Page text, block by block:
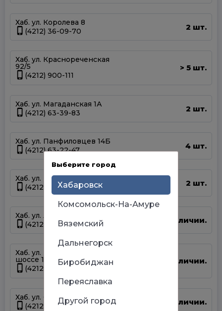
Хаб. ул. Королева 8
(4212) 36-09-70
2 шт.
Хаб. ул. Краснореченская
92/5
(4212) 900-111
> 5 шт.
Хаб. ул. Магаданская 1А
(4212) 63-39-83
2 шт.
Хаб. ул. Панфиловцев 14Б
(4212) 63-22-47
4 шт.
Хаб. ул. Шелеста 83
(4212) 93-68-68
2 шт.
Хаб. ул. Артёмовская 55г
(4212) 94-44-12
Нет в наличии.
Хаб. ул. Матвеевское
шоссе 13А
(4212) 69-93-93
Нет в наличии.
Хаб. ул. Серышева 34
(4212) 47-44-66
Нет в наличии.
Выберите город
Хабаровск
Комсомольск-На-Амуре
Вяземский
Дальнегорск
Биробиджан
Переяславка
Другой город